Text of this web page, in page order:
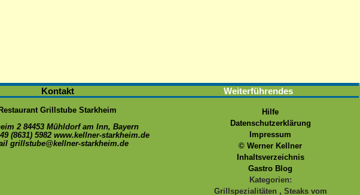
Kontakt
Restaurant Grillstube Starkheim
2 84453 Mühldorf am Inn, Bayern
(8631) 5982 www.kellner-starkheim.de
grillstube@kellner-starkheim.de
Weiterführendes
Hilfe
Datenschutzerklärung
Impressum
© Werner Kellner
Inhaltsverzeichnis
Gastro Blog
Kategorien:
Grillspezialitäten , Steaks vom